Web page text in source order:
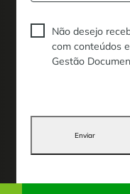
Não desejo
com conteúdos
Gestão
Enviar